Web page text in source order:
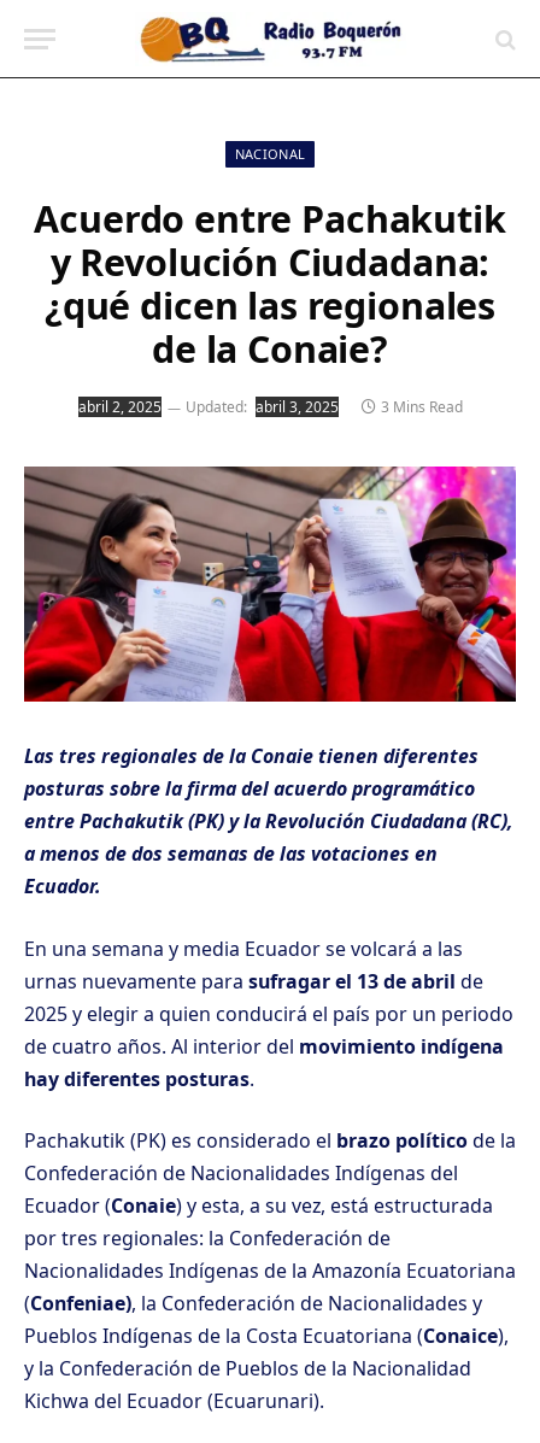
NACIONAL
Acuerdo entre Pachakutik
y Revolución Ciudadana:
¿qué dicen las regionales
de la Conaie?
abril 2, 2025 Updated: abril 3, 2025 3 Mins Read
Las tres regionales de la Conaie tienen diferentes
posturas sobre la firma del acuerdo programático
entre Pachakutik (PK) y la Revolución Ciudadana (RC),
a menos de dos semanas de las votaciones en
Ecuador.
En una semana y media Ecuador se volcará a las
urnas nuevamente para sufragar el 13 de abril de
2025 y elegir a quien conducirá el país por un periodo
de cuatro años. Al interior del movimiento indígena
hay diferentes posturas.
Pachakutik (PK) es considerado el brazo políticode la
Confederación de Nacionalidades Indígenas del
Ecuador (Conaie) y esta, a su vez, está estructurada
por tres regionales: la Confederación de
Nacionalidades Indígenas de la Amazonía Ecuatoriana
(Confeniae), la Confederación de Nacionalidades y
Pueblos Indígenas de la Costa Ecuatoriana (Conaice),
y la Confederación de Pueblos de la Nacionalidad
Kichwa del Ecuador (Ecuarunari).